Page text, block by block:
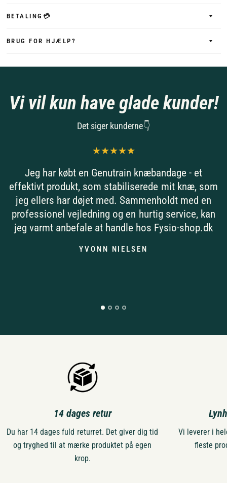
BETALING💳
BRUG FOR HJÆLP?
Vi vil kun have glade kunder!
Det siger kunderne👇
Jeg har købt en Genutrain knæbandage - et
effektivt produkt, som stabiliserede mit knæ, som
jeg ellers har døjet med. Sammenholdt med en
professionel vejledning og en hurtig service, kan
jeg varmt anbefale at handle hos Fysio-shop.dk
YVONN NIELSEN
14 dages retur
Du har 14 dages fuld returret. Det giver dig tid
og tryghed til at mærke produktet på egen
krop.
Vi leverer i
fleste